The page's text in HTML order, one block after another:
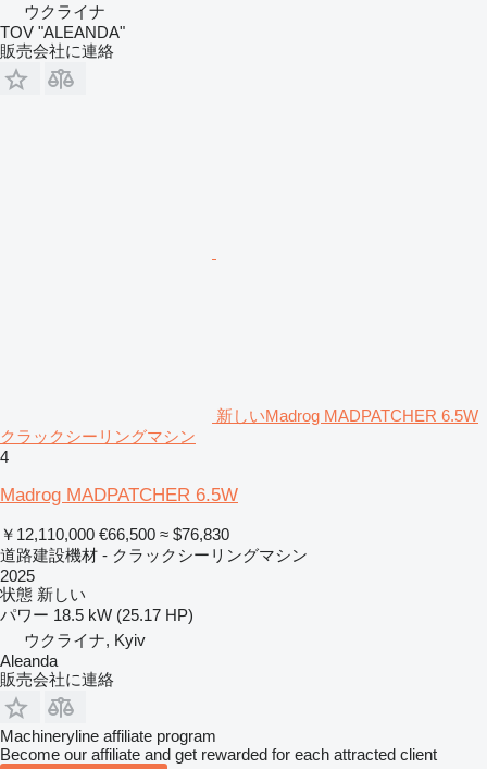
ウクライナ
TOV "ALEANDA"
販売会社に連絡
新しいMadrog MADPATCHER 6.5W
クラックシーリングマシン
4
Madrog MADPATCHER 6.5W
￥12,110,000 €66,500 ≈ $76,830
道路建設機材 - クラックシーリングマシン
2025
状態 新しい
パワー 18.5 kW (25.17 HP)
ウクライナ, Kyiv
Aleanda
販売会社に連絡
Machineryline affiliate program
Become our affiliate and get rewarded for each attracted client